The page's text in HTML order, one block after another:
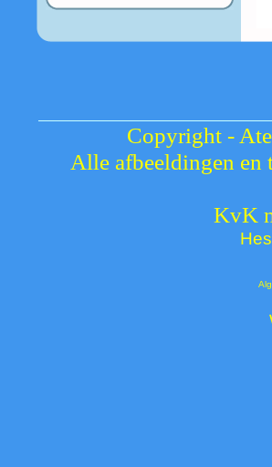
Copyright -
Alle afbeeldingen en
KvK